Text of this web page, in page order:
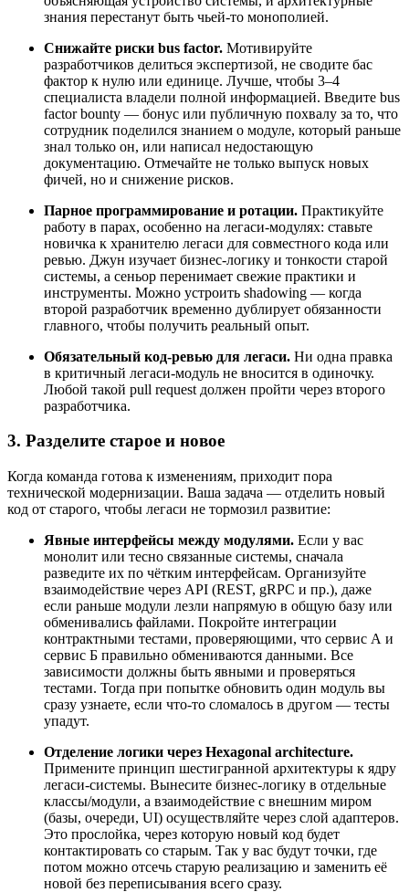
знания перестанут быть чьей-то монополией.
Снижайте риски bus factor. Мотивируйте
разработчиков делиться экспертизой, не сводите бас
фактор к нулю или единице. Лучше, чтобы 3–4
специалиста владели полной информацией. Введите bus
factor bounty — бонус или публичную похвалу за то, что
сотрудник поделился знанием о модуле, который раньше
знал только он, или написал недостающую
документацию. Отмечайте не только выпуск новых
фичей, но и снижение рисков.
Парное программирование и ротации. Практикуйте
работу в парах, особенно на легаси-модулях: ставьте
новичка к хранителю легаси для совместного кода или
ревью. Джун изучает бизнес-логику и тонкости старой
системы, а сеньор перенимает свежие практики и
инструменты. Можно устроить shadowing — когда
второй разработчик временно дублирует обязанности
главного, чтобы получить реальный опыт.
Обязательный код-ревью для легаси. Ни одна правка
в критичный легаси-модуль не вносится в одиночку.
Любой такой pull request должен пройти через второго
разработчика.
3. Разделите старое и новое
Когда команда готова к изменениям, приходит пора
технической модернизации. Ваша задача — отделить новый
код от старого, чтобы легаси не тормозил развитие:
Явные интерфейсы между модулями. Если у вас
монолит или тесно связанные системы, сначала
разведите их по чётким интерфейсам. Организуйте
взаимодействие через API (REST, gRPC и пр.), даже
если раньше модули лезли напрямую в общую базу или
обменивались файлами. Покройте интеграции
контрактными тестами, проверяющими, что сервис А и
сервис Б правильно обмениваются данными. Все
зависимости должны быть явными и проверяться
тестами. Тогда при попытке обновить один модуль вы
сразу узнаете, если что-то сломалось в другом — тесты
упадут.
Отделение логики через Hexagonal architecture.
Примените принцип шестигранной архитектуры к ядру
легаси-системы. Вынесите бизнес-логику в отдельные
классы/модули, а взаимодействие с внешним миром
(базы, очереди, UI) осуществляйте через слой адаптеров.
Это прослойка, через которую новый код будет
контактировать со старым. Так у вас будут точки, где
потом можно отсечь старую реализацию и заменить её
новой без переписывания всего сразу.